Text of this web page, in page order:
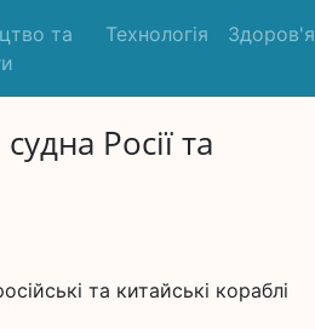
та
Технологія Здоров'я
Росії та
та китайські кораблі